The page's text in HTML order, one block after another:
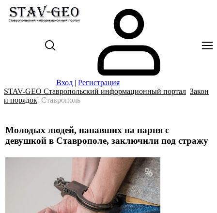
Вход | Регистрация
STAV-GEO Ставропольский информационный портал Закон
и порядок Ставрополь
Молодых людей, напавших на парня с
девушкой в Ставрополе, заключили под стражу